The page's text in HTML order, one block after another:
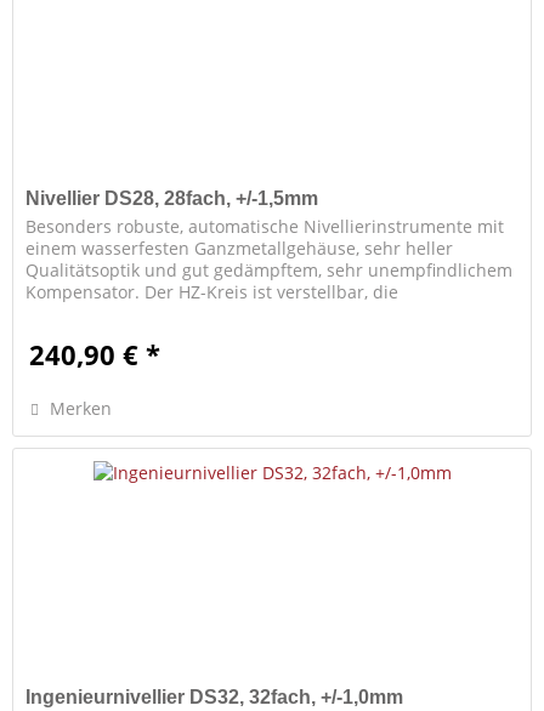
Nivellier DS28, 28fach, +/-1,5mm
Besonders robuste, automatische Nivellierinstrumente mit
einem wasserfesten Ganzmetallgehäuse, sehr heller
Qualitätsoptik und gut gedämpftem, sehr unempfindlichem
Kompensator. Der HZ-Kreis ist verstellbar, die
240,90 € *
Merken
Ingenieurnivellier DS32, 32fach, +/-1,0mm